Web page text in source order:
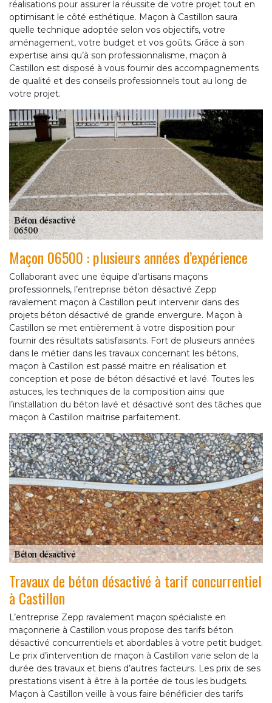
réalisations pour assurer la réussite de votre projet tout en
optimisant le côté esthétique. Maçon à Castillon saura
quelle technique adoptée selon vos objectifs, votre
aménagement, votre budget et vos goûts. Grâce à son
expertise ainsi qu’à son professionnalisme, maçon à
Castillon est disposé à vous fournir des accompagnements
de qualité et des conseils professionnels tout au long de
votre projet.
Maçon 06500 : plusieurs années d’expérience
Collaborant avec une équipe d’artisans maçons
professionnels, l’entreprise béton désactivé Zepp
ravalement maçon à Castillon peut intervenir dans des
projets béton désactivé de grande envergure. Maçon à
Castillon se met entièrement à votre disposition pour
fournir des résultats satisfaisants. Fort de plusieurs années
dans le métier dans les travaux concernant les bétons,
maçon à Castillon est passé maitre en réalisation et
conception et pose de béton désactivé et lavé. Toutes les
astuces, les techniques de la composition ainsi que
l’installation du béton lavé et désactivé sont des tâches que
maçon à Castillon maitrise parfaitement.
Travaux de béton désactivé à tarif concurrentiel
à Castillon
L’entreprise Zepp ravalement maçon spécialiste en
maçonnerie à Castillon vous propose des tarifs béton
désactivé concurrentiels et abordables à votre petit budget.
Le prix d’intervention de maçon à Castillon varie selon de la
durée des travaux et biens d’autres facteurs. Les prix de ses
prestations visent à être à la portée de tous les budgets.
Maçon à Castillon veille à vous faire bénéficier des tarifs